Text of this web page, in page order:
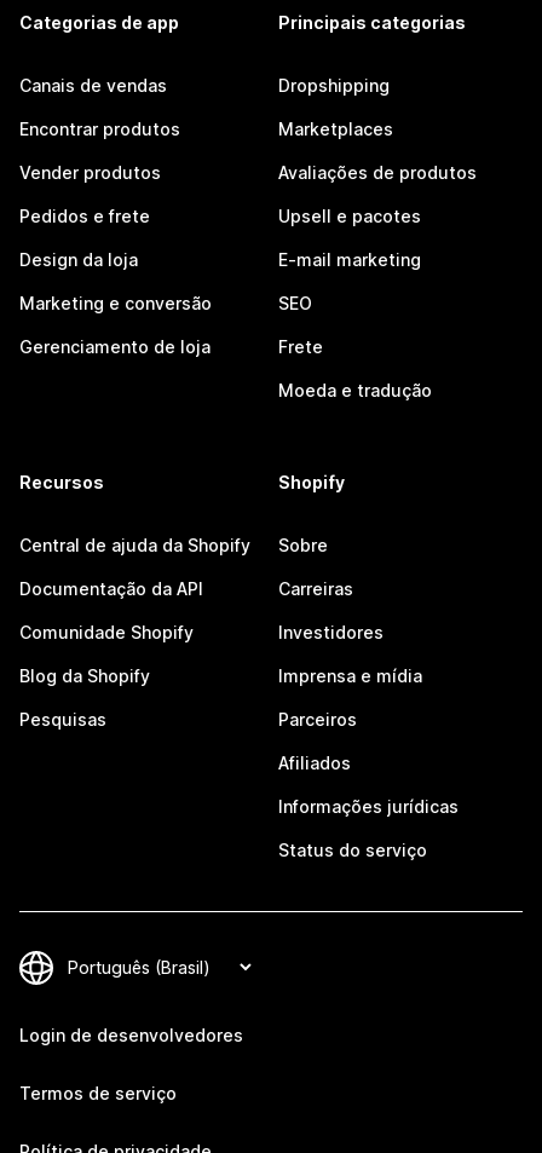
Categorias de app
Canais de vendas
Encontrar produtos
Vender produtos
Pedidos e frete
Design da loja
Marketing e conversão
Gerenciamento de loja
Principais categorias
Dropshipping
Marketplaces
Avaliações de produtos
Upsell e pacotes
E-mail marketing
SEO
Frete
Moeda e tradução
Recursos
Central de ajuda da Shopify
Documentação da API
Comunidade Shopify
Blog da Shopify
Pesquisas
Shopify
Sobre
Carreiras
Investidores
Imprensa e mídia
Parceiros
Afiliados
Informações jurídicas
Status do serviço
Login de desenvolvedores
Termos de serviço